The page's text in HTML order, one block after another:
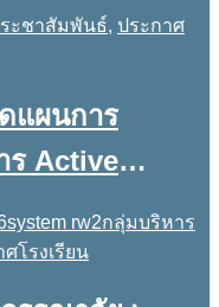
ะชาสัมพันธ์, ประกาศ
แผนการ
ร Active
โรงเรียนฤ
การศึกษา
system rw2กลุ่มบริหาร
ศโรงเรียน